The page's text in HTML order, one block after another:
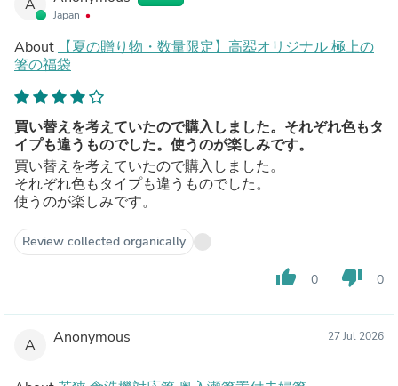
A
Japan
About
【夏の贈り物・数量限定】高翆オリジナル 極上の
箸の福袋
買い替えを考えていたので購入しました。それぞれ色もタ
イプも違うものでした。使うのが楽しみです。
買い替えを考えていたので購入しました。
それぞれ色もタイプも違うものでした。
使うのが楽しみです。
Review collected organically
thumb_up 0 thumb_down 0
A Anonymous 27 Jul 2026